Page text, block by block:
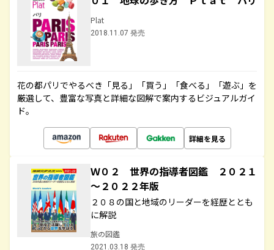
Plat
2018.11.07 発売
花の都パリでやるべき「見る」「買う」「食べる」「遊ぶ」を
厳選して、豊富な写真と詳細な図解で案内するビジュアルガイ
ド。
詳細を見る
Ｗ０２ 世界の指導者図鑑 ２０２１
～２０２２年版
２０８の国と地域のリーダーを経歴ととも
に解説
旅の図鑑
2021.03.18 発売